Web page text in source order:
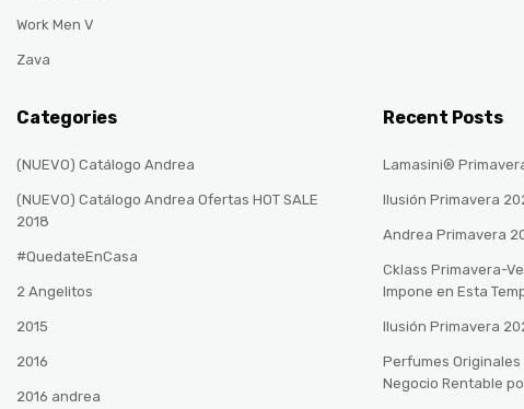
Work Men V
Zava
Categories
(NUEVO) Catálogo Andrea
(NUEVO) Catálogo Andrea Ofertas HOT SALE
2018
#QuedateEnCasa
2 Angelitos
2015
2016
2016 andrea
Recent Posts
Lamasini®
Ilusión Primavera
Andrea Primavera
Cklass Primavera-
Impone en Esta
Ilusión Primavera
Perfumes Originales
Negocio Rentable